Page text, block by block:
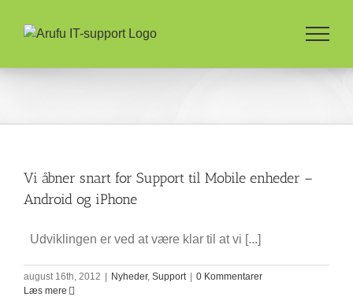
Vi åbner snart for Support til Mobile enheder –
Android og iPhone
Udviklingen er ved at være klar til at vi [...]
august 16th, 2012 Nyheder, Support
0 Kommentarer
Læs mere